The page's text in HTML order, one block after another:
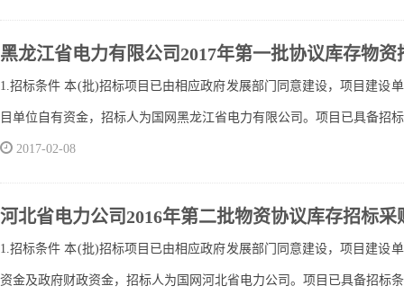
黑龙江省电力有限公司2017年第一批协议库存物资
1.招标条件 本(批)招标项目已由相应政府发展部门同意建设，项目建设
目单位自有资金，招标人为国网黑龙江省电力有限公司。项目已具备招
2017-02-08
河北省电力公司2016年第二批物资协议库存招标采
1.招标条件 本(批)招标项目已由相应政府发展部门同意建设，项目建设
资金及政府财政资金，招标人为国网河北省电力公司。项目已具备招标